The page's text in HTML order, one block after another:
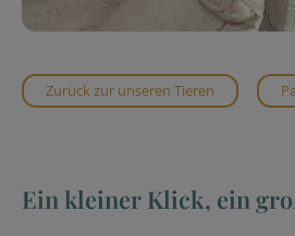
Zurück zur unseren Tieren
Ein kleiner Klick, ein